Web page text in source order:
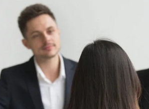
Startups de reciclaje, un proyecto para